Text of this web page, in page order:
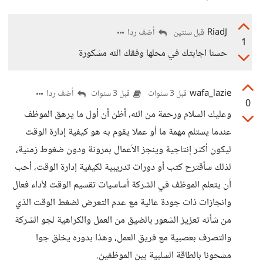
1
RiadJ قبل سنتين أضف ردا
حسنا اجابتك في محلها وفقك الله مشكورة
0
wafa_lazie قبل 3 سنوات قبل 3 سنوات أضف ردا
وعليك السلام ورحمة من الله، أظن أن أول ما يرهق الموظف
عندما يستلم مهمة ما أو عملا يقوم به هو كيفية إدارة الوقت
ليكون أكثر إنتاجية وينجز الأعمال بمرونة ودون ضغوط زمنية،
لذلك سأقترح كتب أو دورات تدريبية لكيفية إدارة الوقت، أحب
أن يتعلم الموظف في الشركة أساسيات تقسيم الوقت لأداء فعال
وانجازات ذات جودة عالية مع عدم التعرض لضغط الوقت الذي
من شأنه تعزيز الشعور بالضيق من العمل والكراهية لجو الشركة
والتصرف بعصبية مع فريق العمل، وهذا بدوره يخلق جوا
مشحونا بالطاقة السلبية بين الموظفين.